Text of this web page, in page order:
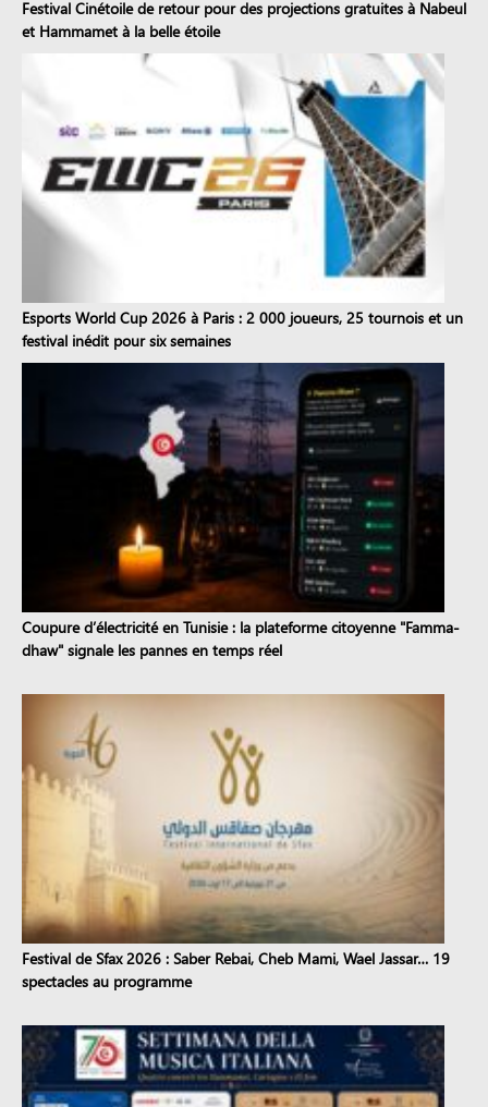
Festival Cinétoile de retour pour des projections gratuites à Nabeul
et Hammamet à la belle étoile
Esports World Cup 2026 à Paris : 2 000 joueurs, 25 tournois et un
festival inédit pour six semaines
Coupure d’électricité en Tunisie : la plateforme citoyenne "Famma-
dhaw" signale les pannes en temps réel
Festival de Sfax 2026 : Saber Rebai, Cheb Mami, Wael Jassar… 19
spectacles au programme